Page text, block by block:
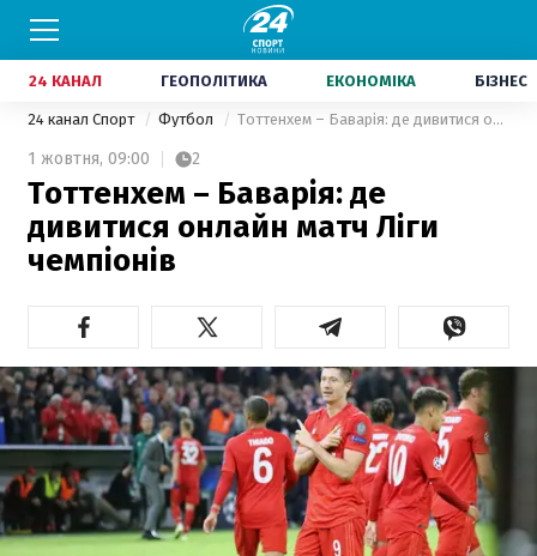
24 КАНАЛ ГЕОПОЛІТИКА ЕКОНОМІКА БІЗНЕС
24 канал Спорт Футбол Тоттенхем – Баварія: де дивитися онлайн матч Ліги чемпіонів
1 жовтня, 09:00 2
Тоттенхем – Баварія: де
дивитися онлайн матч Ліги
чемпіонів